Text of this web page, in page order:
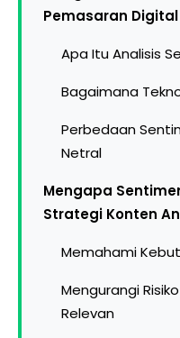
Pemasaran Digital
Apa Itu Analisis
Bagaimana
Perbedaan
Netral
Mengapa
Strategi Konten
Memahami
Mengurangi
Relevan